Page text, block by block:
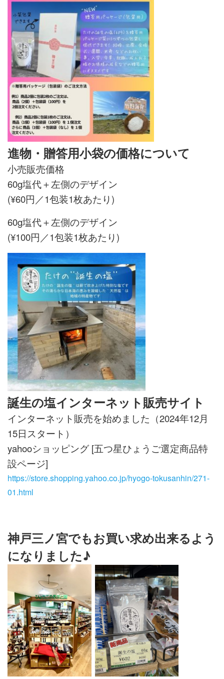
進物・贈答用小袋の価格について
小売販売価格
60g塩代＋左側のデザイン
(¥60円／1包装1枚あたり)
60g塩代＋左側のデザイン
(¥100円／1包装1枚あたり)
誕生の塩インターネット販売サイト
インターネット販売を始めました（2024年12月
15日スタート）
yahooショッピング [五つ星ひょうご選定商品特
設ページ]
https://store.shopping.yahoo.co.jp/hyogo-tokusanhin/271-
01.html
神戸三ノ宮でもお買い求め出来るよう
になりました♪